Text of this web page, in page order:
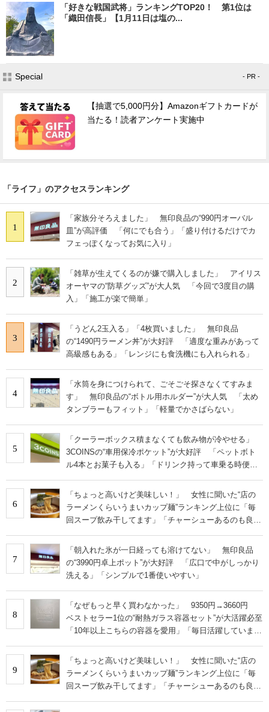
「好きな戦国武将」ランキングTOP20！ 第1位は
「織田信長」【1月11日は塩の...
Special - PR -
【抽選で5,000円分】Amazonギフトカードが
当たる！読者アンケート実施中
「ライフ」のアクセスランキング
1
「家族分そろえました」 無印良品の“990円オーバル
皿”が高評価 「何にでも合う」「盛り付けるだけでカ
フェっぽくなってお気に入り」
2
「雑草が生えてくるのが嫌で購入しました」 アイリス
オーヤマの“防草グッズ”が大人気 「今回で3度目の購
入」「施工が楽で簡単」
3
「うどん2玉入る」「4枚買いました」 無印良品
の“1490円ラーメン丼”が大好評 「適度な重みがあって
高級感もある」「レンジにも食洗機にも入れられる」
4
「水筒を身につけられて、ごそごそ探さなくてすみま
す」 無印良品の“ボトル用ホルダー”が大人気 「太め
タンブラーもフィット」「軽量でかさばらない」
5
「クーラーボックス積まなくても飲み物が冷やせる」
3COINSの“車用保冷ポケット”が大好評 「ペットボト
ル4本とお菓子も入る」「ドリンク持って車乗る時便
6
「ちょっと高いけど美味しい！」 女性に聞いた“店の
ラーメンくらいうまいカップ麺”ランキング上位に「毎
回スープ飲み干してます」「チャーシューあるのも良
7
「朝入れた氷が一日経っても溶けてない」 無印良品
の“3990円卓上ポット”が大好評 「広口で中がしっかり
洗える」「シンプルで1番使いやすい」
8
「なぜもっと早く買わなかった」 9350円→3660円
ベストセラー1位の“耐熱ガラス容器セット”が大活躍必至
「10年以上こちらの容器を愛用」「毎日活躍していま
9
「ちょっと高いけど美味しい！」 女性に聞いた“店の
ラーメンくらいうまいカップ麺”ランキング上位に「毎
回スープ飲み干してます」「チャーシューあるのも良